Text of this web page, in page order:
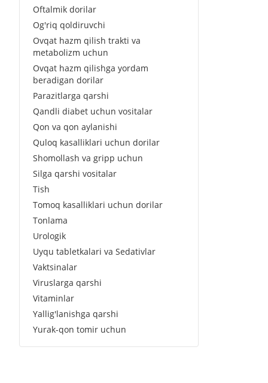
Oftalmik dorilar
Og'riq qoldiruvchi
Ovqat hazm qilish trakti va
metabolizm uchun
Ovqat hazm qilishga yordam
beradigan dorilar
Parazitlarga qarshi
Qandli diabet uchun vositalar
Qon va qon aylanishi
Quloq kasalliklari uchun dorilar
Shomollash va gripp uchun
Silga qarshi vositalar
Tish
Tomoq kasalliklari uchun dorilar
Tonlama
Urologik
Uyqu tabletkalari va Sedativlar
Vaktsinalar
Viruslarga qarshi
Vitaminlar
Yallig'lanishga qarshi
Yurak-qon tomir uchun